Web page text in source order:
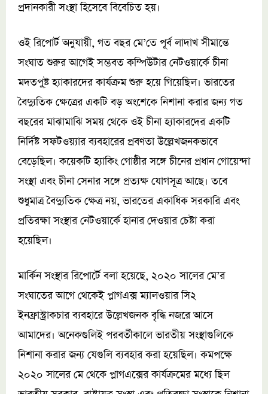
প্রদানকারী সংস্থা হিসেবে বিবেচিত হয়।
ওই রিপোর্ট অনুযায়ী, গত বছর মে’তে পূর্ব লাদাখ সীমান্তে
সংঘাত শুরুর আগেই সম্ভবত কম্পিউটার নেটওয়ার্কে চীনা
মদতপু্ষ্ট হ্যাকারদের কার্যক্রম শুরু হয়ে গিয়েছিল। ভারতের
বৈদ্যুতিক ক্ষেত্রের একটি বড় অংশেকে নিশানা করার জন্য গত
বছরের মাঝামাঝি সময় থেকে ওই চীনা হ্যাকারদের একটি
নির্দিষ্ট সফটওয়্যার ব্যবহারের প্রবণতা উল্লেখজনকভাবে
বেড়েছিল। কয়েকটি হ্যাকিং গোষ্ঠীর সঙ্গে চীনের প্রধান গোয়েন্দা
সংস্থা এবং চীনা সেনার সঙ্গে প্রত্যক্ষ যোগসূত্র আছে। তবে
শুধুমাত্র বৈদ্যুতিক ক্ষেত্র নয়, ভারতের একাধিক সরকারি এবং
প্রতিরক্ষা সংস্থার নেটওয়ার্কে হানার দেওয়ার চেষ্টা করা
হয়েছিল।
মার্কিন সংস্থার রিপোর্টে বলা হয়েছে, ২০২০ সালের মে’র
সংঘাতের আগে থেকেই প্লাগএক্স ম্যালওয়ার সি২
ইনফ্রাস্ট্রাকচার ব্যবহারে উল্লেখজনক বৃদ্ধি নজরে আসে
আমাদের। অনেকগুলিই পরবর্তীকালে ভারতীয় সংস্থাগুলিকে
নিশানা করার জন্য যেগুলি ব্যবহার করা হয়েছিল। কমপক্ষে
২০২০ সালের মে থেকে প্লাগএক্সের কার্যক্রমের মধ্যে ছিল